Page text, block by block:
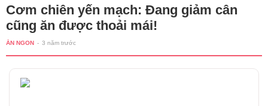
Cơm chiên yến mạch: Đang giảm cân
cũng ăn được thoải mái!
ĂN NGON - 3 năm trước